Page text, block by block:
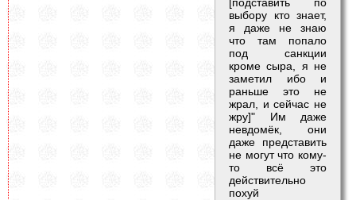
выбору кто знает,
я даже не знаю
что там попало
под санкции
кроме сыра, я не
заметил ибо и
раньше это не
жрал, и сейчас не
жру]" Им даже
невдомёк, они
даже представить
не могут что кому-
то всё это
действительно
похуй